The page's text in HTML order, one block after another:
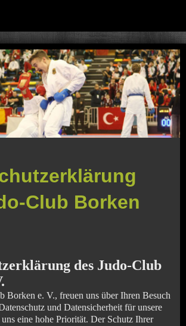
Club Borken
des Judo-Club
Borken e. V., freuen uns über Ihren Besuch
und Datensicherheit für unsere
eine hohe Priorität. Der Schutz Ihrer